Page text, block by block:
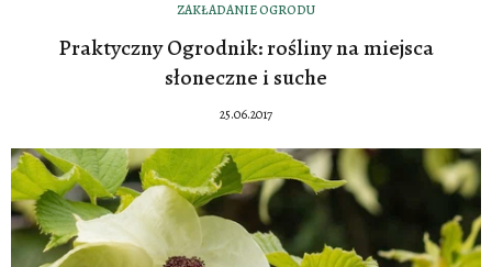
ZAKŁADANIE OGRODU
Praktyczny Ogrodnik: rośliny na miejsca
słoneczne i suche
25.06.2017